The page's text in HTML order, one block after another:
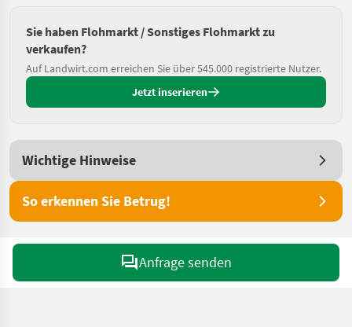
Sie haben Flohmarkt / Sonstiges Flohmarkt zu
verkaufen?
Auf Landwirt.com erreichen Sie über 545.000 registrierte Nutzer.
Jetzt inserieren
Wichtige Hinweise
So erkennen Sie Betrug!
Anfrage senden